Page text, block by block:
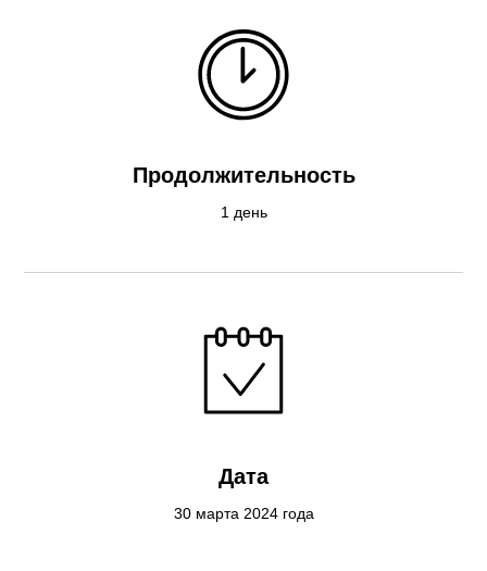
Продолжительность
1 день
Дата
30 марта 2024 года